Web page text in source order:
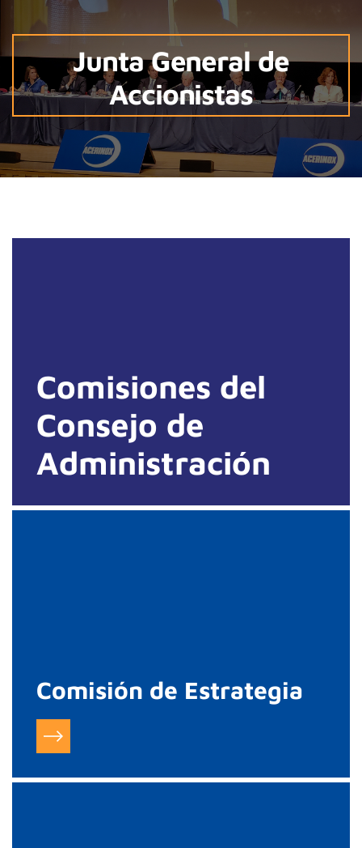
Junta General de
Accionistas
Comisiones del
Consejo de
Administración
Comisión de Estrategia